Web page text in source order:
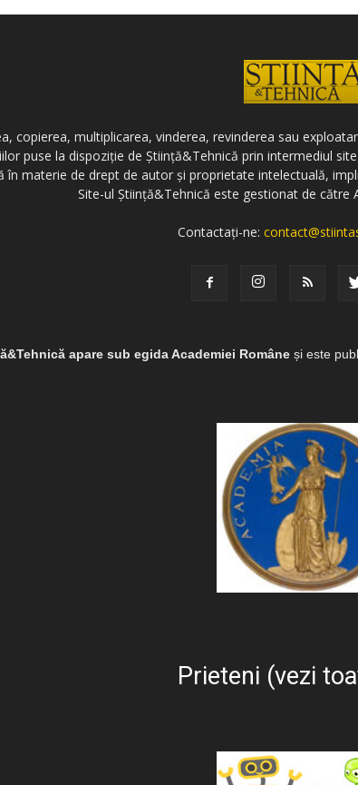
copierea, multiplicarea, vinderea, revinderea sau
puse la dispoziție de Știință&Tehnică prin intermediul
în materie de drept de autor și proprietate intelectuală,
Site-ul Știință&Tehnică este gestionat de către
Contactați-ne:
apare sub egida Academiei Române și este
Prieteni (vezi